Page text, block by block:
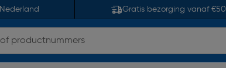
Gratis bezorging vanaf €50